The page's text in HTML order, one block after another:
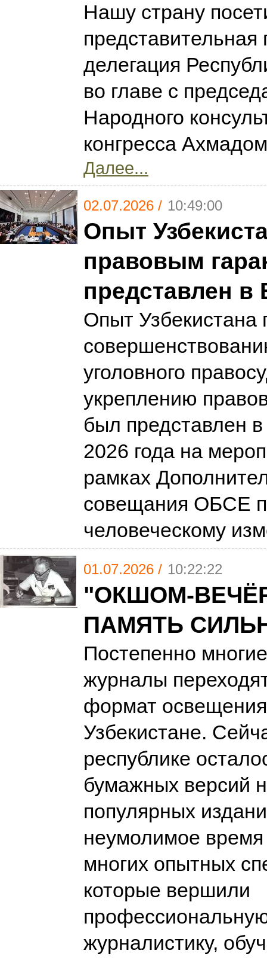
Нашу страну
представительная
делегация
во главе с
Народного
конгресса
Далее...
02.07.2026 / 10:49:00
Опыт
правовым
представлен в
Опыт Узбекистана
уголовного
укреплению
был представлен
2026 года на
рамках
совещания ОБСЕ
человеческому
01.07.2026 / 10:22:22
"ОКШОМ-
ПАМЯТЬ
Постепенно
журналы
формат
Узбекистане.
республике
бумажных версий
популярных
неумолимое время
многих опытных
которые вершили
журналистику,